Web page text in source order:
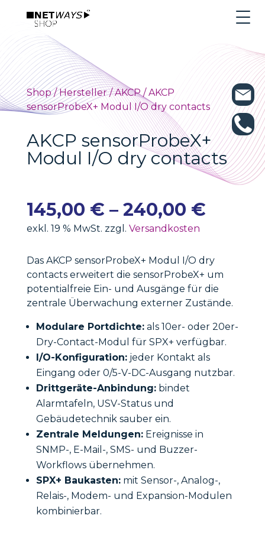
Shop/Hersteller/AKCP/ AKCP
sensorProbeX+ Modul I/O dry contacts
AKCP sensorProbeX+
Modul I/O dry contacts
145,00 € – 240,00 €
exkl. 19 % MwSt. zzgl. Versandkosten
Das AKCP sensorProbeX+ Modul I/O dry
contacts erweitert die sensorProbeX+ um
potentialfreie Ein- und Ausgänge für die
zentrale Überwachung externer Zustände.
Modulare Portdichte:als 10er- oder 20er-
Dry-Contact-Modul für SPX+ verfügbar.
I/O-Konfiguration:jeder Kontakt als
Eingang oder 0/5-V-DC-Ausgang nutzbar.
Drittgeräte-Anbindung:bindet
Alarmtafeln, USV-Status und
Gebäudetechnik sauber ein.
Zentrale Meldungen:Ereignisse in
SNMP-, E-Mail-, SMS- und Buzzer-
Workflows übernehmen.
SPX+ Baukasten:mit Sensor-, Analog-,
Relais-, Modem- und Expansion-Modulen
kombinierbar.